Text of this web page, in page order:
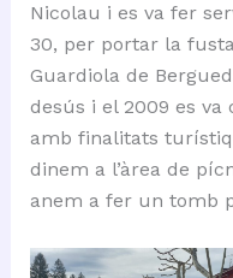
Nicolau i es va fer
30, per portar la
Guardiola de
desús i el 2009 es
amb finalitats
dinem a l’àrea de
anem a fer un tomb